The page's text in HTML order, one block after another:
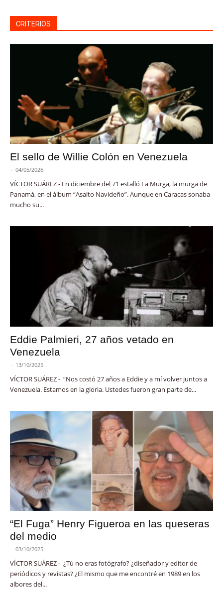
CRITERIOS
El sello de Willie Colón en Venezuela
- 04/05/2026
VÍCTOR SUÁREZ - En diciembre del 71 estalló La Murga, la murga de
Panamá, en el álbum “Asalto Navideño”. Aunque en Caracas sonaba
mucho su...
Eddie Palmieri, 27 años vetado en
Venezuela
- 13/10/2025
VÍCTOR SUÁREZ - “Nos costó 27 años a Eddie y a mí volver juntos a
Venezuela. Estamos en la gloria. Ustedes fueron gran parte de...
“El Fuga” Henry Figueroa en las queseras
del medio
- 03/10/2025
VÍCTOR SUÁREZ - ¿Tú no eras fotógrafo? ¿diseñador y editor de
periódicos y revistas? ¿El mismo que me encontré en 1989 en los
albores del...